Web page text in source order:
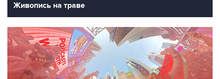
Живопись на траве